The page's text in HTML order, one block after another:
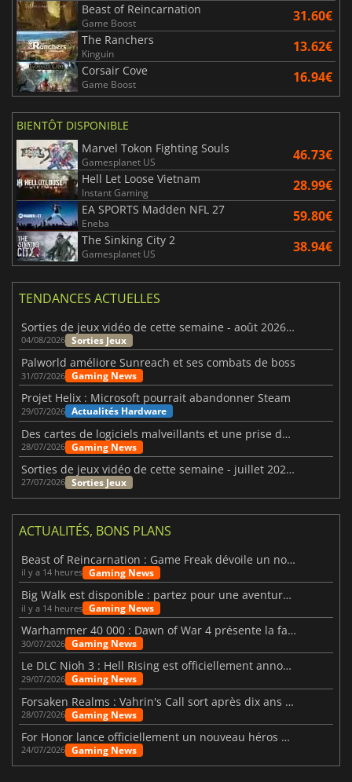
Beast of Reincarnation
Game Boost 31.60€
The Ranchers
Kinguin 13.62€
Corsair Cove
Game Boost 16.94€
BIENTÔT DISPONIBLE
Marvel Tokon Fighting Souls
Gamesplanet US 46.73€
Hell Let Loose Vietnam
Instant Gaming 28.99€
EA SPORTS Madden NFL 27
Eneba 59.80€
The Sinking City 2
Gamesplanet US 38.94€
TENDANCES ACTUELLES
Sorties de jeux vidéo de cette semaine - août 2026 (semaine 32)
04/08/2026 Sorties Jeux
Palworld améliore Sunreach et ses combats de boss
31/07/2026 Gaming News
Projet Helix : Microsoft pourrait abandonner Steam
29/07/2026 Actualités Hardware
Des cartes de logiciels malveillants et une prise de contrôle de Discord ont touché Meccha Chameleon
28/07/2026 Gaming News
Sorties de jeux vidéo de cette semaine - juillet 2026 (semaine 31)
27/07/2026 Sorties Jeux
ACTUALITÉS, BONS PLANS
Beast of Reincarnation : Game Freak dévoile un nouveau pari
il y a 14 heures Gaming News
Big Walk est disponible : partez pour une aventure entre amis
il y a 14 heures Gaming News
Warhammer 40 000 : Dawn of War 4 présente la faction des Nécrons
30/07/2026 Gaming News
Le DLC Nioh 3 : Hell Rising est officiellement annoncé
29/07/2026 Gaming News
Forsaken Realms : Vahrin's Call sort après dix ans de développement
28/07/2026 Gaming News
For Honor lance officiellement un nouveau héros nommé Arakure
24/07/2026 Gaming News